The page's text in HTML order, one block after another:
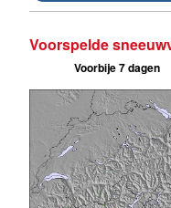
Voorspelde
Voorbije 7 dagen